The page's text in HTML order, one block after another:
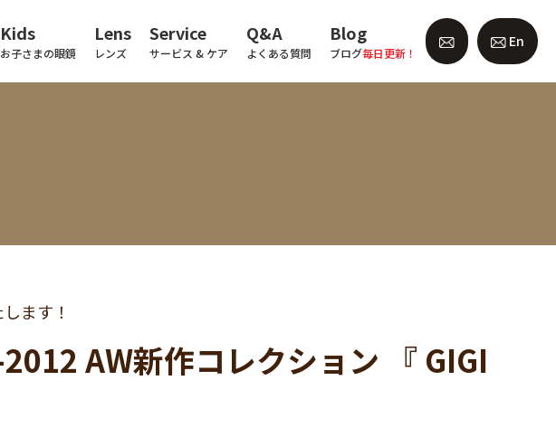
Kids
お子さまの眼鏡
Lens
レンズ
Service
サービス & ケア
Q&A
よくある質問
Blog
ブログ毎日更新！
En
ます！
AW新作コレクション 『 GIGI